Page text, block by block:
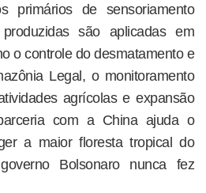
primários de sensoriamento
são aplicadas em
o controle do desmatamento e
Legal, o monitoramento
agrícolas e expansão
com a China ajuda o
a maior floresta tropical do
Bolsonaro nunca fez